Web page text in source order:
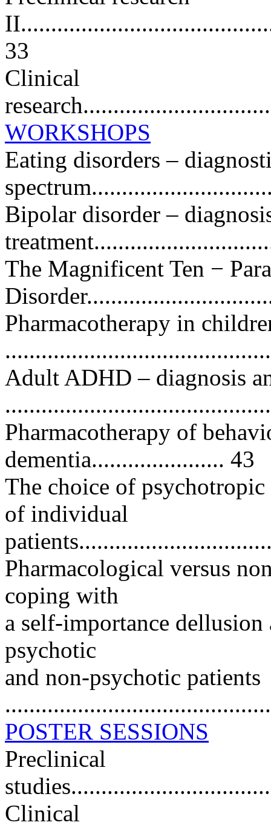
33
Clinical
WORKSHOPS
Eating disorders –
Bipolar disorder –
The Magnificent Ten −
Pharmacotherapy in
Adult ADHD – diagnosis
Pharmacotherapy of
dementia...................... 43
The choice of
of individual
Pharmacological versus
coping with
a self-importance
psychotic
and non-psychotic patients
POSTER SESSIONS
Preclinical
Clinical